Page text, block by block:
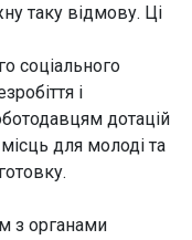
таку відмову. Ці
соціального
і
дотацій
для молоді та
з органами